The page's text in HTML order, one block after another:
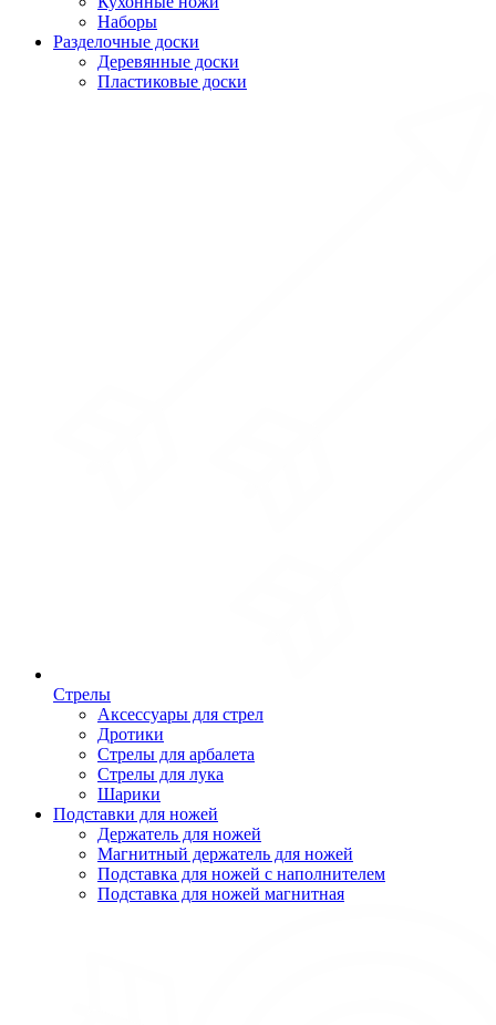
Наборы
Разделочные доски
Деревянные доски
Пластиковые доски
Стрелы
Аксессуары для стрел
Дротики
Стрелы для арбалета
Стрелы для лука
Шарики
Подставки для ножей
Держатель для ножей
Магнитный держатель для ножей
Подставка для ножей с наполнителем
Подставка для ножей магнитная